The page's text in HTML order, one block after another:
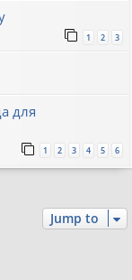
1 2 3
для
1 2 3 4 5 6
Jump to